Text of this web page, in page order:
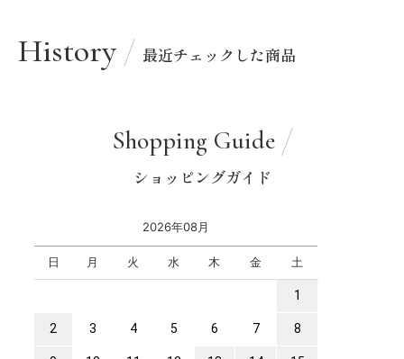
History 最近チェックした商品
Shopping Guide
ショッピングガイド